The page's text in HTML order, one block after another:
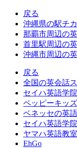
戻る
沖縄県の駅チ
那覇市周辺の
首里駅周辺の
沖縄市周辺の
戻る
全国の英会話
セイハ英語学
ペッピーキッ
ベネッセの英
セイハ英語学
ヤマハ英語教
EhGo